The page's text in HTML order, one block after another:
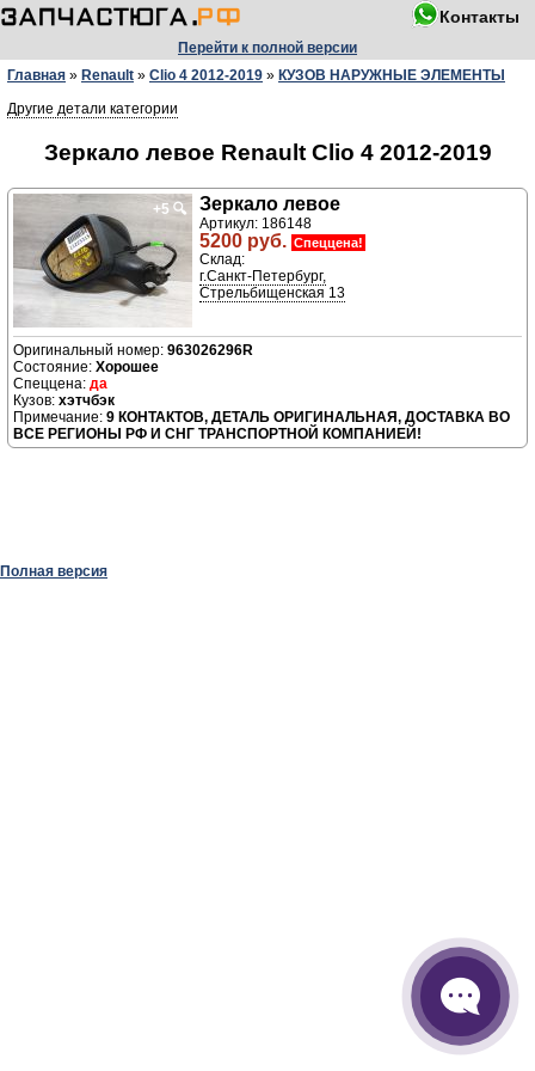
Контакты
Перейти к полной версии
Главная » Renault » Clio 4 2012-2019 » КУЗОВ НАРУЖНЫЕ ЭЛЕМЕНТЫ
Другие детали категории
Зеркало левое Renault Clio 4 2012-2019
+5 🔍 Зеркало левое
Артикул: 186148
5200 руб. Спеццена!
Склад:
г.Санкт-Петербург,
Стрельбищенская 13
963026296R
Хорошее
да
хэтчбэк
9 КОНТАКТОВ, ДЕТАЛЬ ОРИГИНАЛЬНАЯ, ДОСТАВКА ВО
ВСЕ РЕГИОНЫ РФ И СНГ ТРАНСПОРТНОЙ КОМПАНИЕЙ!
Полная версия